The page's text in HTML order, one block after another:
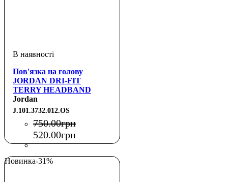
Пов'язка на голову
JORDAN DRI-FIT
TERRY HEADBAND
PRINTED BLACK/OFF
NOIR/IRON GREY OSFM
Jordan
J.101.3732.012.OS
750.00грн
520.00грн
Новинка-31%